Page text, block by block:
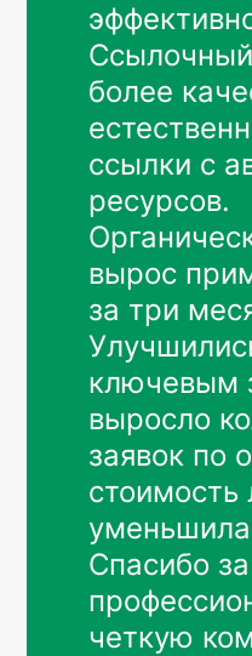
более
ссылки с
ресурсов.
вырос
за три
ключевым
выросло
заявок по
стоимость
Спасибо за
четкую